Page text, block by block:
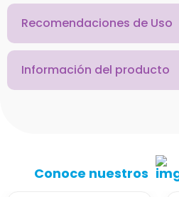
Recomendaciones de Uso
Información del producto
Conoce nuestros